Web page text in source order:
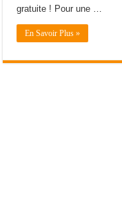
gratuite ! Pour une …
En Savoir Plus »